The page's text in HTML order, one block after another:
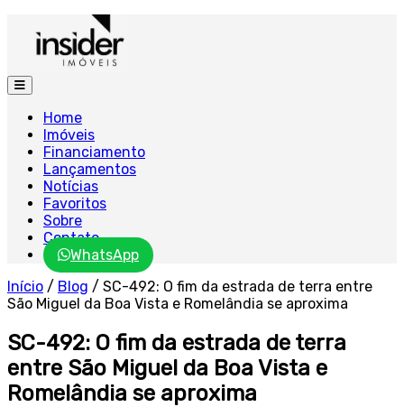
Home
Imóveis
Financiamento
Lançamentos
Notícias
Favoritos
Sobre
Contato
WhatsApp
Início / Blog / SC-492: O fim da estrada de terra entre
São Miguel da Boa Vista e Romelândia se aproxima
SC-492: O fim da estrada de terra
entre São Miguel da Boa Vista e
Romelândia se aproxima